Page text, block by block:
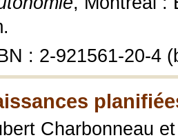
: 2-921561-20-4
Charbonneau